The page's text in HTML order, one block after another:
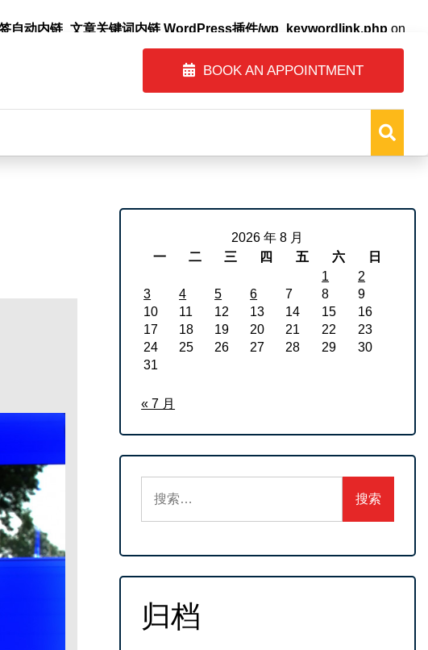
动内链_文章关键词内链 WordPress插件/wp_keywordlink.php on
BOOK AN APPOINTMENT
2026 年 8 月
一
二 三 四 五 六
日
1
2
3
4 5 6 7 8
9
10
11 12 13 14 15
16
17
18 19 20 21 22
23
24
25 26 27 28 29
30
31
« 7 月
索：
归档